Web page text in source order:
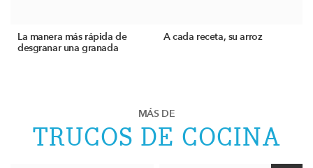
La manera más rápida de
desgranar una granada
A cada receta, su arroz
MÁS DE
TRUCOS DE COCINA